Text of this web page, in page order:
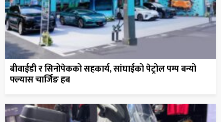
बीवाईडी र सिनोपेकको सहकार्य, सांघाईको पेट्रोल पम्प बन्यो
फ्ल्यास चार्जिङ हब